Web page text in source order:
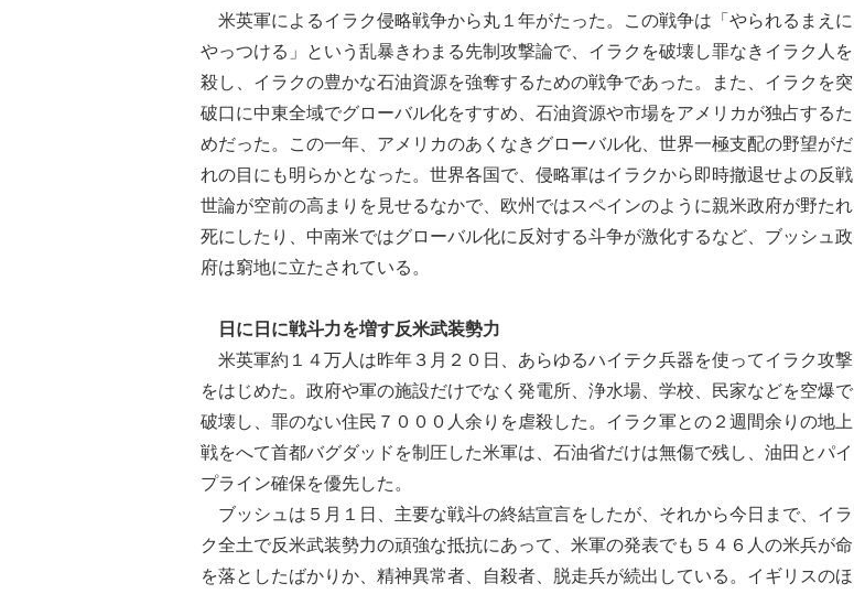
米英軍によるイラク侵略戦争から丸１年がたった。この戦争は「やられるまえに
やっつける」という乱暴きわまる先制攻撃論で、イラクを破壊し罪なきイラク人を
殺し、イラクの豊かな石油資源を強奪するための戦争であった。また、イラクを突
破口に中東全域でグローバル化をすすめ、石油資源や市場をアメリカが独占するた
めだった。この一年、アメリカのあくなきグローバル化、世界一極支配の野望がだ
れの目にも明らかとなった。世界各国で、侵略軍はイラクから即時撤退せよの反戦
世論が空前の高まりを見せるなかで、欧州ではスペインのように親米政府が野たれ
死にしたり、中南米ではグローバル化に反対する斗争が激化するなど、ブッシュ政
府は窮地に立たされている。
日に日に戦斗力を増す反米武装勢力
米英軍約１４万人は昨年３月２０日、あらゆるハイテク兵器を使ってイラク攻撃
をはじめた。政府や軍の施設だけでなく発電所、浄水場、学校、民家などを空爆で
破壊し、罪のない住民７０００人余りを虐殺した。イラク軍との２週間余りの地上
戦をへて首都バグダッドを制圧した米軍は、石油省だけは無傷で残し、油田とパイ
プライン確保を優先した。
ブッシュは５月１日、主要な戦斗の終結宣言をしたが、それから今日まで、イラ
ク全土で反米武装勢力の頑強な抵抗にあって、米軍の発表でも５４６人の米兵が命
を落としたばかりか、精神異常者、自殺者、脱走兵が続出している。イギリスのほ